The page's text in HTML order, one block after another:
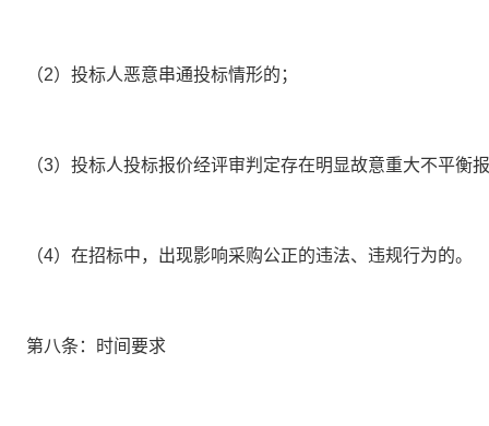
（2）投标人恶意串通投标情形的；
（3）投标人投标报价经评审判定存在明显故意重大不平衡
（4）在招标中，出现影响采购公正的违法、违规行为的。
第八条：时间要求